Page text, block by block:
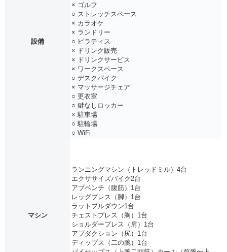
設備
× ゴルフ
○ ストレッチスペース
× カラオケ
× ランドリー
○ ピラティス
× ドリンク販売
× ドリンクサービス
× ワークスペース
○ デスクバイク
× マッサージチェア
○ 更衣室
○ 鍵なしロッカー
× 駐車場
○ 駐輪場
○ WiFi
マシン
ランニングマシン（トレッドミル）4台
エクササイズバイク2台
アブベンチ（腹筋）1台
レッグプレス（脚）1台
ラットプルダウン1台
チェストプレス（胸）1台
ショルダープレス（肩）1台
アブダクション（尻）1台
ディップス（二の腕）1台